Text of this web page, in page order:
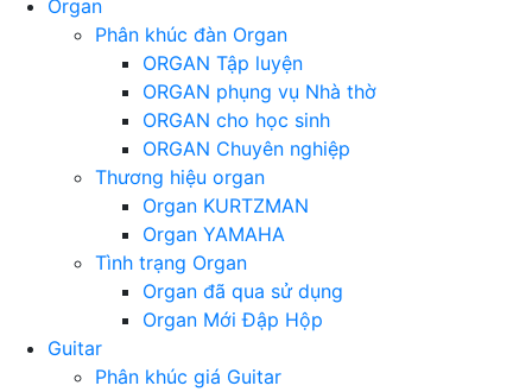
Organ
Phân khúc đàn Organ
ORGAN Tập luyện
ORGAN phụng vụ Nhà thờ
ORGAN cho học sinh
ORGAN Chuyên nghiệp
Thương hiệu organ
Organ KURTZMAN
Organ YAMAHA
Tình trạng Organ
Organ đã qua sử dụng
Organ Mới Đập Hộp
Guitar
Phân khúc giá Guitar